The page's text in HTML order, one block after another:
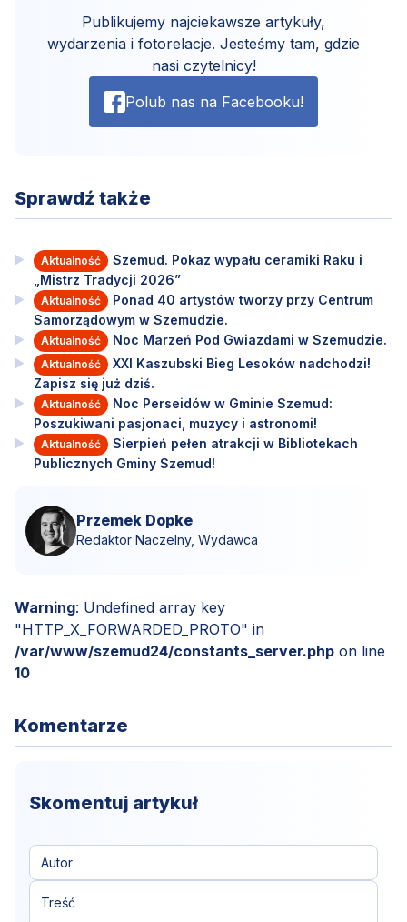
Publikujemy najciekawsze artykuły,
wydarzenia i fotorelacje. Jesteśmy tam, gdzie
nasi czytelnicy!
Polub nas na Facebooku!
Sprawdź także
Aktualność
Szemud. Pokaz wypału ceramiki Raku i
„Mistrz Tradycji 2026”
Aktualność
Ponad 40 artystów tworzy przy Centrum
Samorządowym w Szemudzie.
Aktualność Noc Marzeń Pod Gwiazdami w Szemudzie.
Aktualność
XXI Kaszubski Bieg Lesoków nadchodzi!
Zapisz się już dziś.
Aktualność
Noc Perseidów w Gminie Szemud:
Poszukiwani pasjonaci, muzycy i astronomi!
Aktualność
Sierpień pełen atrakcji w Bibliotekach
Publicznych Gminy Szemud!
Przemek Dopke
Redaktor Naczelny, Wydawca
Warning: Undefined array key
"HTTP_X_FORWARDED_PROTO" in
/var/www/szemud24/constants_server.php on line
10
Komentarze
Skomentuj artykuł